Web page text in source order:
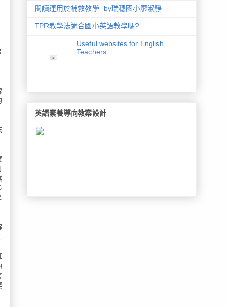
閱讀運用於補救教學- by瑞穗國小廖淑靜
TPR教學法適合國小英語教學嗎?
Useful websites for English
Teachers
英語素養導向教案設計